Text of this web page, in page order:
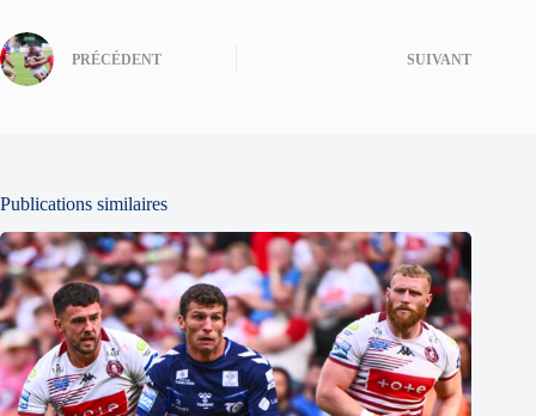
PRÉCÉDENT SUIVANT
Publications similaires